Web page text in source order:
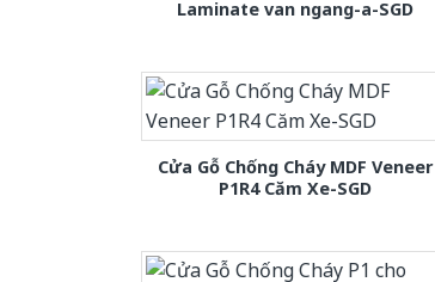
Laminate van ngang-a-SGD
Cửa Gỗ Chống Cháy MDF Veneer
P1R4 Căm Xe-SGD